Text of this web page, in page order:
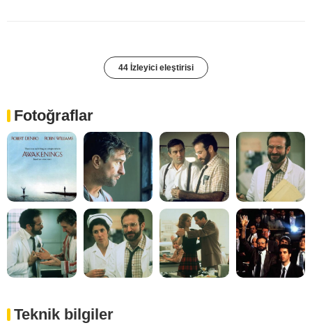
44 İzleyici eleştirisi
Fotoğraflar
Teknik bilgiler